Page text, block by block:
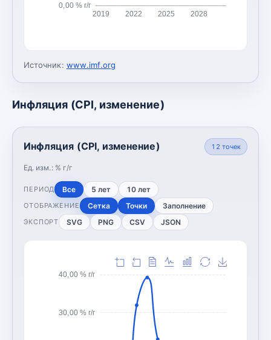
0,00 % г/г
2019 2022 2025 2028
Источник: www.imf.org
Инфляция (CPI, изменение)
Инфляция (CPI, изменение)
Ед. изм.: % г/г
12 точек
ПЕРИОД Все 5 лет 10 лет
ОТОБРАЖЕНИЕ Сетка Точки Заполнение
ЭКСПОРТ SVG PNG CSV JSON
30,00 % г/г
40,00 % г/г